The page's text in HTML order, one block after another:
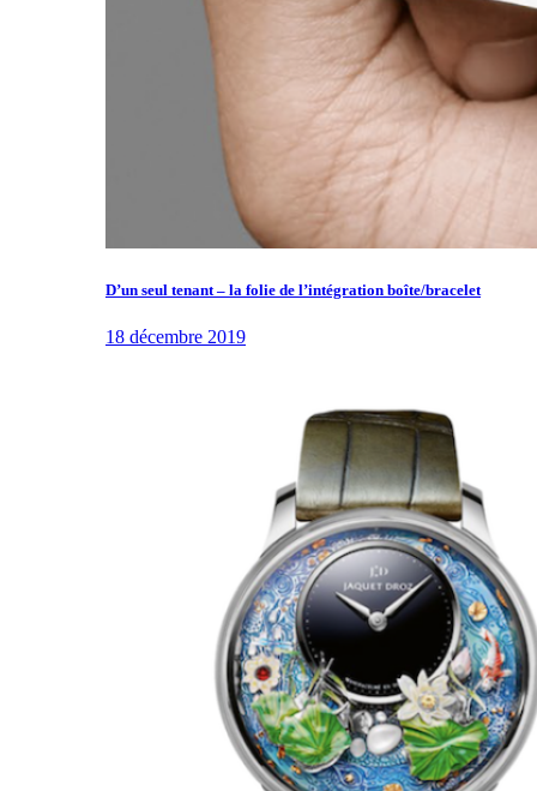
D’un seul tenant – la folie de l’intégration boîte/bracelet
18 décembre 2019